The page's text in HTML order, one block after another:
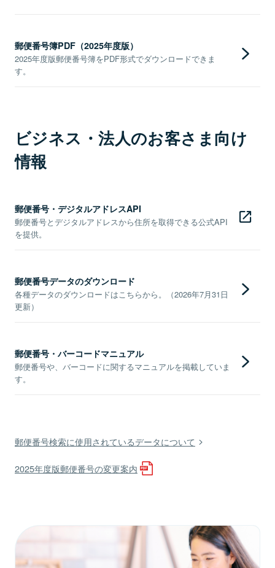
郵便番号簿PDF（2025年度版）
2025年度版郵便番号簿をPDF形式でダウンロードできま
す。
ビジネス・法人のお客さま向け
情報
郵便番号・デジタルアドレスAPI
郵便番号とデジタルアドレスから住所を取得できる公式API
を提供。
郵便番号データのダウンロード
各種データのダウンロードはこちらから。（2026年7月31日
更新）
郵便番号・バーコードマニュアル
郵便番号や、バーコードに関するマニュアルを掲載していま
す。
郵便番号検索に使用されているデータについて
2025年度版郵便番号の変更案内